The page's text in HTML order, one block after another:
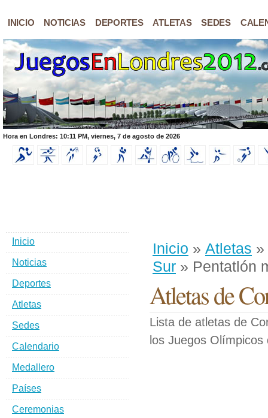
INICIO NOTICIAS DEPORTES ATLETAS SEDES
Hora en Londres: 10:11 PM, viernes, 7 de agosto de 2026
Inicio » Atletas »
Sur » Pentatlón
Atletas de
Lista de atletas de
los Juegos
Inicio
Noticias
Deportes
Atletas
Sedes
Calendario
Medallero
Países
Ceremonias